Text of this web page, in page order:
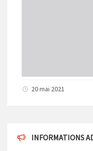
20 mai 2021
INFORMATIONS